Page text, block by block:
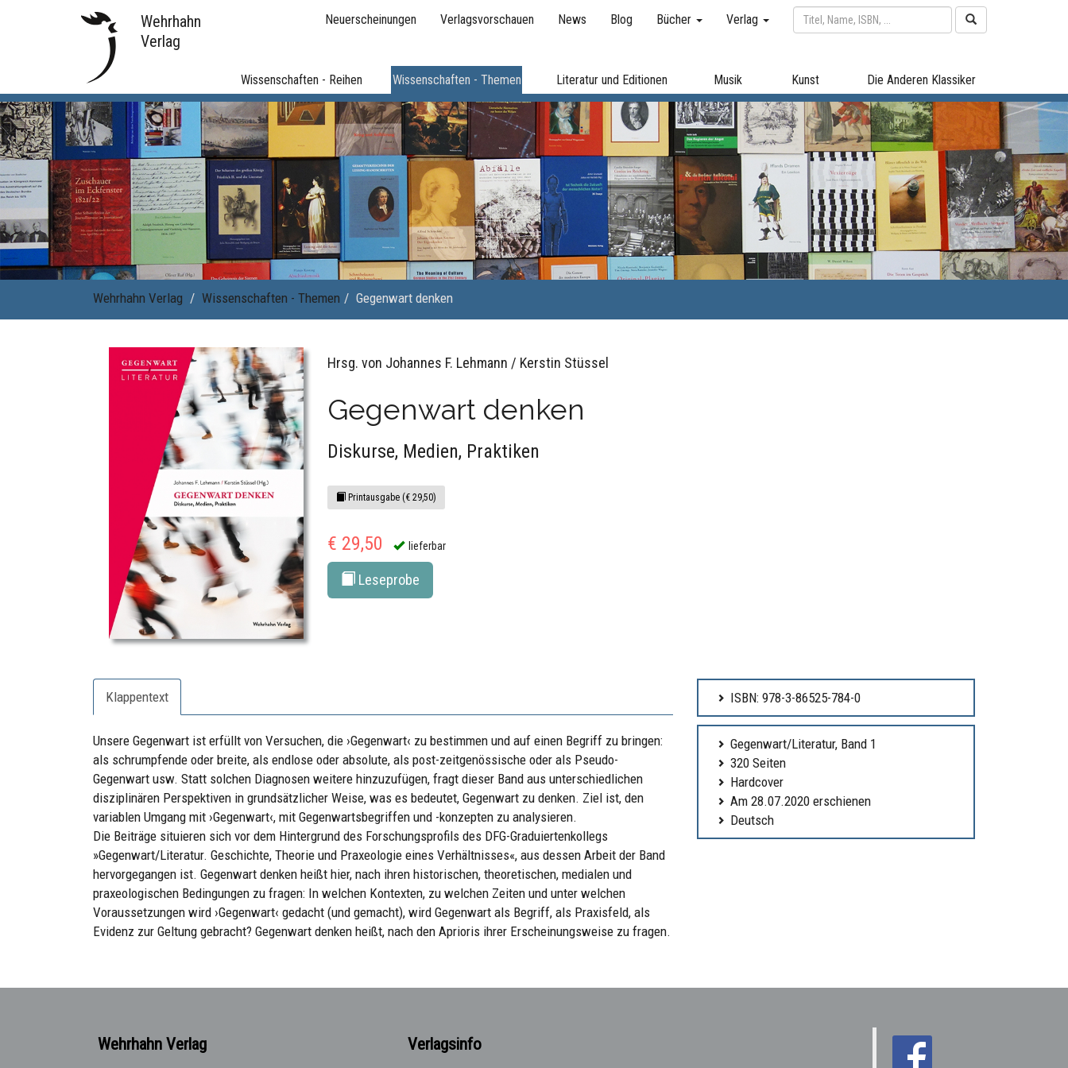
Wehrhahn
Verlag
Neuerscheinungen Verlagsvorschauen News Blog Bücher Verlag
Wissenschaften - Reihen Wissenschaften - Themen Literatur und Editionen Musik Kunst Die Anderen Klassiker
Wehrhahn Verlag Wissenschaften - Themen Gegenwart denken
Hrsg. von Johannes F. Lehmann / Kerstin Stüssel
Gegenwart denken
Diskurse, Medien, Praktiken
Printausgabe (€ 29,50)
€ 29,50 lieferbar
Leseprobe
Klappentext
Unsere Gegenwart ist erfüllt von Versuchen, die ›Gegenwart‹ zu bestimmen und auf einen Begriff zu bringen:
als schrumpfende oder breite, als endlose oder absolute, als post-zeitgenössische oder als Pseudo-
Gegenwart usw. Statt solchen Diagnosen weitere hinzuzufügen, fragt dieser Band aus unterschiedlichen
disziplinären Perspektiven in grundsätzlicher Weise, was es bedeutet, Gegenwart zu denken. Ziel ist, den
variablen Umgang mit ›Gegenwart‹, mit Gegenwartsbegriffen und -konzepten zu analysieren.
Die Beiträge situieren sich vor dem Hintergrund des Forschungsprofils des DFG-Graduiertenkollegs
»Gegenwart/Literatur. Geschichte, Theorie und Praxeologie eines Verhältnisses«, aus dessen Arbeit der Band
hervorgegangen ist. Gegenwart denken heißt hier, nach ihren historischen, theoretischen, medialen und
praxeologischen Bedingungen zu fragen: In welchen Kontexten, zu welchen Zeiten und unter welchen
Voraussetzungen wird ›Gegenwart‹ gedacht (und gemacht), wird Gegenwart als Begriff, als Praxisfeld, als
Evidenz zur Geltung gebracht? Gegenwart denken heißt, nach den Aprioris ihrer Erscheinungsweise zu fragen.
ISBN: 978-3-86525-784-0
Gegenwart/Literatur, Band 1
320 Seiten
Hardcover
Am 28.07.2020 erschienen
Deutsch
Wehrhahn Verlag Verlagsinfo